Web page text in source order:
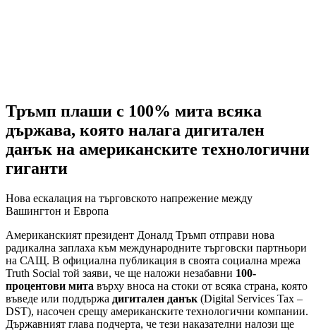
Тръмп плаши с 100% мита всяка
държава, която налага дигитален
данък на американските технологични
гиганти
Нова ескалация на търговското напрежение между
Вашингтон и Европа
Американският президент Доналд Тръмп отправи нова
радикална заплаха към международните търговски партньори
на САЩ. В официална публикация в своята социална мрежа
Truth Social той заяви, че ще наложи незабавни 100-
процентови мита върху вноса на стоки от всяка страна, която
въведе или поддържа дигитален данък (Digital Services Tax –
DST), насочен срещу американските технологични компании.
Държавният глава подчерта, че тези наказателни налози ще